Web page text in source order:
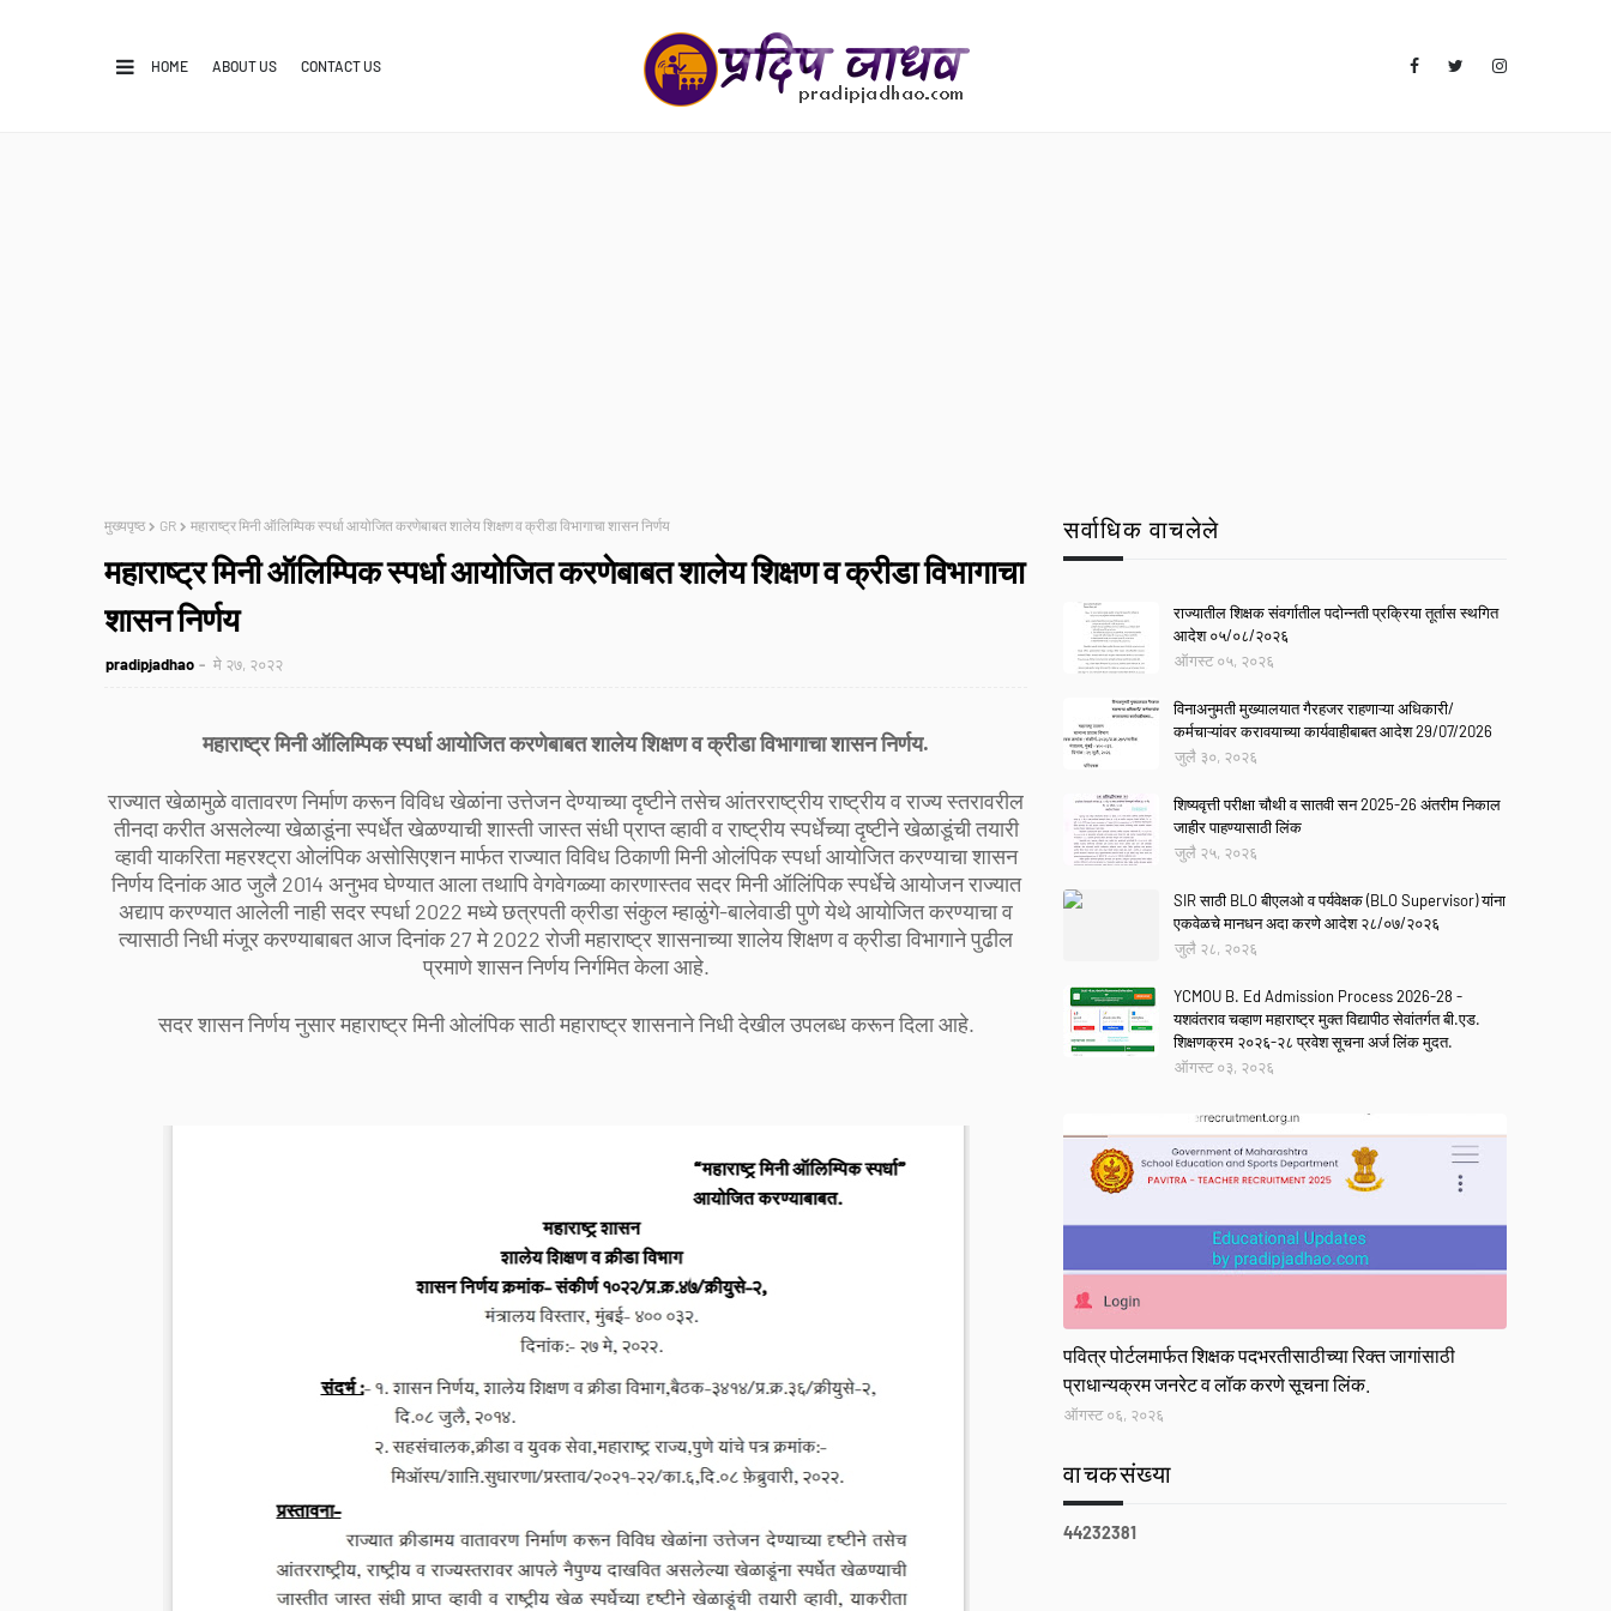
HOME ABOUT US CONTACT US
मुख्यपृष्ठ GR महाराष्ट्र मिनी ऑलिम्पिक स्पर्धा आयोजित करणेबाबत शालेय शिक्षण व क्रीडा विभागाचा शासन निर्णय
महाराष्ट्र मिनी ऑलिम्पिक स्पर्धा आयोजित करणेबाबत शालेय शिक्षण व क्रीडा विभागाचा
शासन निर्णय
pradipjadhao मे २७, २०२२
महाराष्ट्र मिनी ऑलिम्पिक स्पर्धा आयोजित करणेबाबत शालेय शिक्षण व क्रीडा विभागाचा शासन निर्णय.
राज्यात खेळामुळे वातावरण निर्माण करून विविध खेळांना उत्तेजन देण्याच्या दृष्टीने तसेच आंतरराष्ट्रीय राष्ट्रीय व राज्य स्तरावरील
तीनदा करीत असलेल्या खेळाडूंना स्पर्धेत खेळण्याची शास्ती जास्त संधी प्राप्त व्हावी व राष्ट्रीय स्पर्धेच्या दृष्टीने खेळाडूंची तयारी
व्हावी याकरिता महरश्ट्रा ओलंपिक असोसिएशन मार्फत राज्यात विविध ठिकाणी मिनी ओलंपिक स्पर्धा आयोजित करण्याचा शासन
निर्णय दिनांक आठ जुलै 2014 अनुभव घेण्यात आला तथापि वेगवेगळ्या कारणास्तव सदर मिनी ऑलिंपिक स्पर्धेचे आयोजन राज्यात
अद्याप करण्यात आलेली नाही सदर स्पर्धा 2022 मध्ये छत्रपती क्रीडा संकुल म्हाळुंगे-बालेवाडी पुणे येथे आयोजित करण्याचा व
त्यासाठी निधी मंजूर करण्याबाबत आज दिनांक 27 मे 2022 रोजी महाराष्ट्र शासनाच्या शालेय शिक्षण व क्रीडा विभागाने पुढील
प्रमाणे शासन निर्णय निर्गमित केला आहे.
सदर शासन निर्णय नुसार महाराष्ट्र मिनी ओलंपिक साठी महाराष्ट्र शासनाने निधी देखील उपलब्ध करून दिला आहे.
सर्वाधिक वाचलेले
राज्यातील शिक्षक संवर्गातील पदोन्नती प्रक्रिया तूर्तास स्थगित
आदेश ०५/०८/२०२६
ऑगस्ट ०५, २०२६
विनाअनुमती मुख्यालयात गैरहजर राहणाऱ्या अधिकारी/
कर्मचाऱ्यांवर करावयाच्या कार्यवाहीबाबत आदेश 29/07/2026
जुलै ३०, २०२६
शिष्यवृत्ती परीक्षा चौथी व सातवी सन 2025-26 अंतरीम निकाल
जाहीर पाहण्यासाठी लिंक
जुलै २५, २०२६
SIR साठी BLO बीएलओ व पर्यवेक्षक (BLO Supervisor) यांना
एकवेळचे मानधन अदा करणे आदेश २८/०७/२०२६
जुलै २८, २०२६
YCMOU B. Ed Admission Process 2026-28 -
यशवंतराव चव्हाण महाराष्ट्र मुक्त विद्यापीठ सेवांतर्गत बी.एड.
शिक्षणक्रम २०२६-२८ प्रवेश सूचना अर्ज लिंक मुदत.
ऑगस्ट ०३, २०२६
पवित्र पोर्टलमार्फत शिक्षक पदभरतीसाठीच्या रिक्त जागांसाठी
प्राधान्यक्रम जनरेट व लॉक करणे सूचना लिंक.
ऑगस्ट ०६, २०२६
वाचकसंख्या
44232381